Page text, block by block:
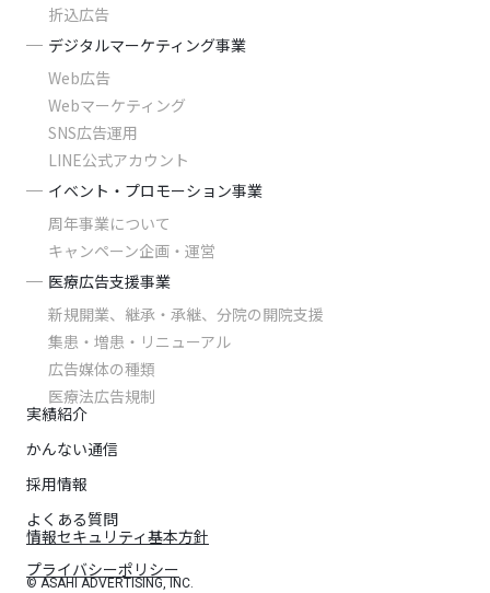
折込広告
デジタルマーケティング事業
Web広告
Webマーケティング
SNS広告運用
LINE公式アカウント
イベント・プロモーション事業
周年事業について
キャンペーン企画・運営
医療広告支援事業
新規開業、継承・承継、分院の開院支援
集患・増患・リニューアル
広告媒体の種類
医療法広告規制
実績紹介
かんない通信
採用情報
よくある質問
情報セキュリティ基本方針
プライバシーポリシー
© ASAHI ADVERTISING, INC.